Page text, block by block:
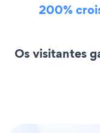
200%
Os visitantes